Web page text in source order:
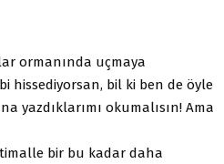
ormanında uçmaya
hissediyorsan, bil ki ben de öyle
yazdıklarımı okumalısın! Ama
bir bu kadar daha